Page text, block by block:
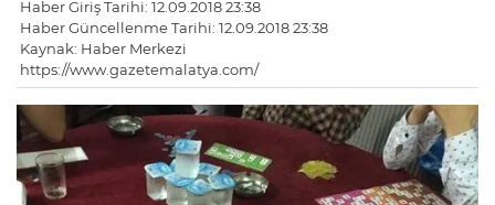
Haber Giriş Tarihi: 12.09.2018 23:38
Haber Güncellenme Tarihi: 12.09.2018 23:38
Kaynak: Haber Merkezi
https://www.gazetemalatya.com/